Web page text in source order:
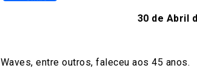
30 de Abril
Waves, entre outros, faleceu aos 45 anos.